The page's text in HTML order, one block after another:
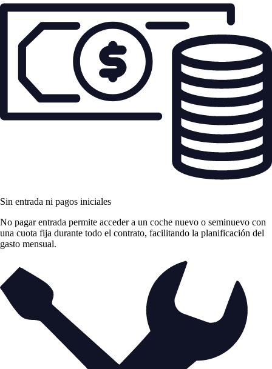
Sin entrada ni pagos iniciales
No pagar entrada permite acceder a un coche nuevo o seminuevo con
una cuota fija durante todo el contrato, facilitando la planificación del
gasto mensual.